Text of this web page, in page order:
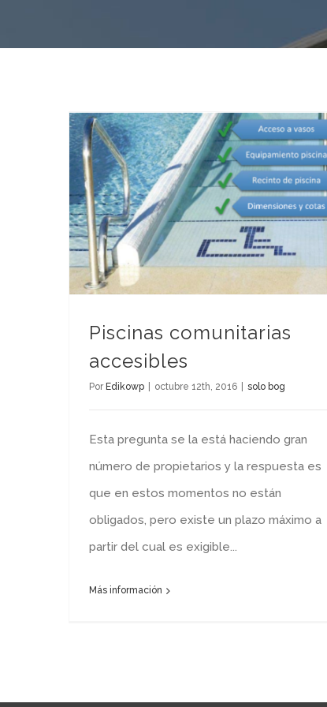
Piscinas comunitarias
accesibles
Por Edikowp octubre 12th, 2016 solo bog
Esta pregunta se la está haciendo gran
número de propietarios y la respuesta es
que en estos momentos no están
obligados, pero existe un plazo máximo a
partir del cual es exigible...
Más información